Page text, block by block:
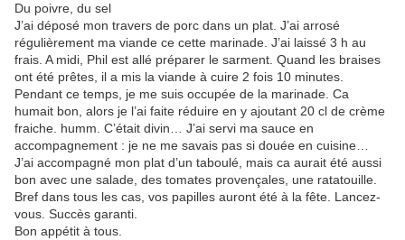
Du poivre, du sel
J’ai déposé mon travers de porc dans un plat. J’ai arrosé
régulièrement ma viande ce cette marinade. J’ai laissé 3 h au
frais. A midi, Phil est allé préparer le sarment. Quand les braises
ont été prêtes, il a mis la viande à cuire 2 fois 10 minutes.
Pendant ce temps, je me suis occupée de la marinade. Ca
humait bon, alors je l’ai faite réduire en y ajoutant 20 cl de crème
fraiche. humm. C’était divin… J’ai servi ma sauce en
accompagnement : je ne me savais pas si douée en cuisine…
J’ai accompagné mon plat d’un taboulé, mais ca aurait été aussi
bon avec une salade, des tomates provençales, une ratatouille.
Bref dans tous les cas, vos papilles auront été à la fête. Lancez-
vous. Succès garanti.
Bon appétit à tous.